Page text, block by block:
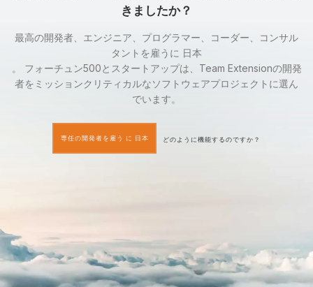
きましたか？
最高の開発者、エンジニア、プログラマー、コーダー、コンサル
タントを雇うに 日本
。 フォーチュン500とスタートアップは、Team Extensionの開発
者をミッションクリティカルなソフトウェアプロジェクトに選ん
でいます。
専任の開発者を雇う に 日本 どのように機能するのですか？